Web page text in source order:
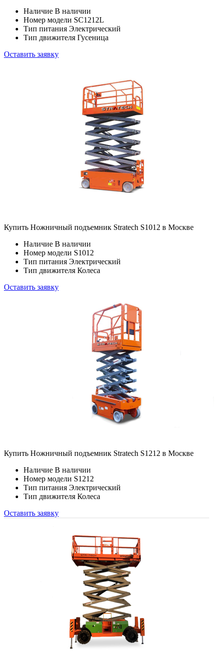
Наличие В наличии
Номер модели SC1212L
Тип питания Электрический
Тип движителя Гусеница
Оставить заявку
Купить Ножничный подъемник Stratech S1012 в Москве
Наличие В наличии
Номер модели S1012
Тип питания Электрический
Тип движителя Колеса
Оставить заявку
Купить Ножничный подъемник Stratech S1212 в Москве
Наличие В наличии
Номер модели S1212
Тип питания Электрический
Тип движителя Колеса
Оставить заявку